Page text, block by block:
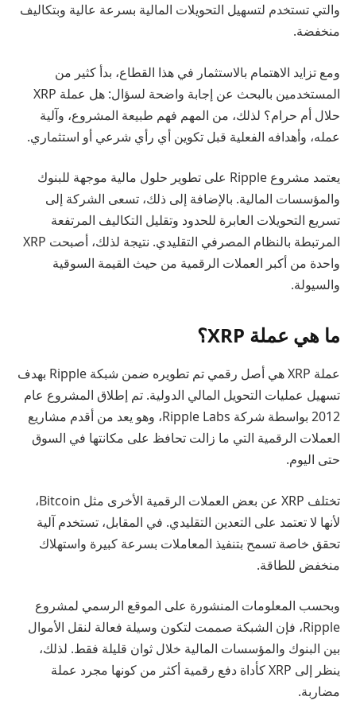
والتي تستخدم لتسهيل التحويلات المالية بسرعة عالية وبتكاليف
منخفضة.
ومع تزايد الاهتمام بالاستثمار في هذا القطاع، بدأ كثير من
المستخدمين بالبحث عن إجابة واضحة لسؤال: هل عملة XRP
حلال أم حرام؟ لذلك، من المهم فهم طبيعة المشروع، وآلية
عمله، وأهدافه الفعلية قبل تكوين أي رأي شرعي أو استثماري.
يعتمد مشروع Ripple على تطوير حلول مالية موجهة للبنوك
والمؤسسات المالية. بالإضافة إلى ذلك، تسعى الشركة إلى
تسريع التحويلات العابرة للحدود وتقليل التكاليف المرتفعة
المرتبطة بالنظام المصرفي التقليدي. نتيجة لذلك، أصبحت XRP
واحدة من أكبر العملات الرقمية من حيث القيمة السوقية
والسيولة.
ما هي عملة XRP؟
عملة XRP هي أصل رقمي تم تطويره ضمن شبكة Ripple بهدف
تسهيل عمليات التحويل المالي الدولية. تم إطلاق المشروع عام
2012 بواسطة شركة Ripple Labs، وهو يعد من أقدم مشاريع
العملات الرقمية التي ما زالت تحافظ على مكانتها في السوق
حتى اليوم.
تختلف XRP عن بعض العملات الرقمية الأخرى مثل Bitcoin،
لأنها لا تعتمد على التعدين التقليدي. في المقابل، تستخدم آلية
تحقق خاصة تسمح بتنفيذ المعاملات بسرعة كبيرة واستهلاك
منخفض للطاقة.
وبحسب المعلومات المنشورة على الموقع الرسمي لمشروع
Ripple، فإن الشبكة صممت لتكون وسيلة فعالة لنقل الأموال
بين البنوك والمؤسسات المالية خلال ثوان قليلة فقط. لذلك،
ينظر إلى XRP كأداة دفع رقمية أكثر من كونها مجرد عملة
مضاربة.